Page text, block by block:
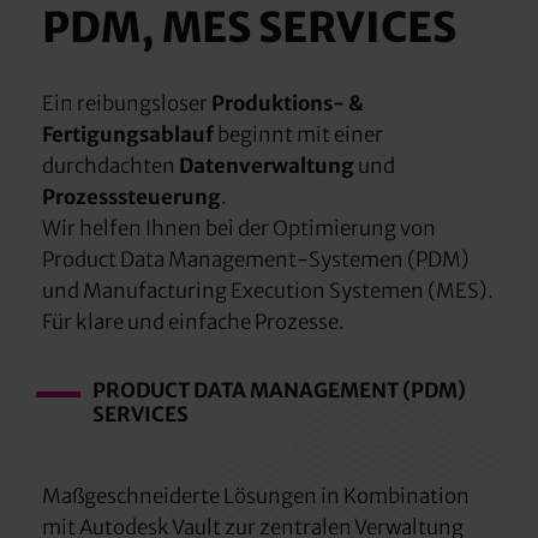
PDM, MES SERVICES
Ein reibungsloser Produktions- &
Fertigungsablaufbeginnt mit einer
durchdachten Datenverwaltungund
Prozesssteuerung.
Wir helfen Ihnen bei der Optimierung von
Product Data Management-Systemen (PDM)
und Manufacturing Execution Systemen (MES).
Für klare und einfache Prozesse.
PRODUCT DATA MANAGEMENT (PDM)
SERVICES
Maßgeschneiderte Lösungen in Kombination
mit Autodesk Vault zur zentralen Verwaltung